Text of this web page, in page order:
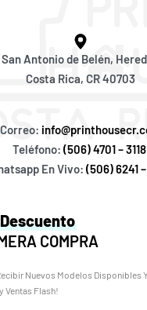
San Antonio de Belén,
Costa Rica, CR 40703
Correo:
Teléfono: (506) 4701 – 3118
En Vivo: (506) 6241
COMPRA
Nuevos Modelos Disponibles
Ventas Flash!